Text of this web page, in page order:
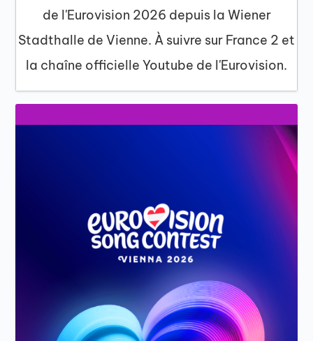
de l'Eurovision 2026 depuis la Wiener
Stadthalle de Vienne. À suivre sur France 2 et
la chaîne officielle Youtube de l'Eurovision.